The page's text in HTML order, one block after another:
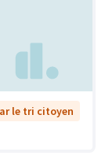
le tri citoyen